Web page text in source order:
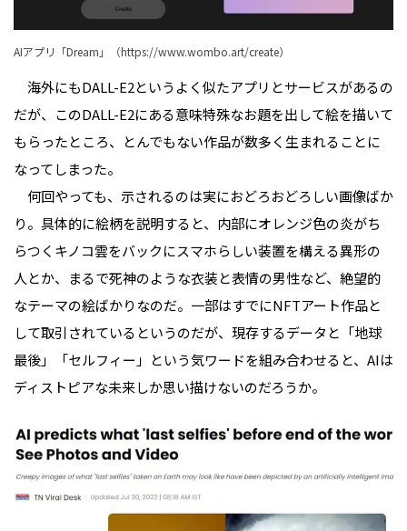
AIアプリ「Dream」（https://www.wombo.art/create）
海外にもDALL-E2というよく似たアプリとサービスがあるの
だが、このDALL-E2にある意味特殊なお題を出して絵を描いて
もらったところ、とんでもない作品が数多く生まれることに
なってしまった。
何回やっても、示されるのは実におどろおどろしい画像ばか
り。具体的に絵柄を説明すると、内部にオレンジ色の炎がち
らつくキノコ雲をバックにスマホらしい装置を構える異形の
人とか、まるで死神のような衣装と表情の男性など、絶望的
なテーマの絵ばかりなのだ。一部はすでにNFTアート作品と
して取引されているというのだが、現存するデータと「地球
最後」「セルフィー」という気ワードを組み合わせると、AIは
ディストピアな未来しか思い描けないのだろうか。